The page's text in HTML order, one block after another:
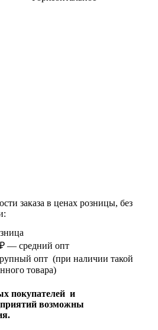
заказа в ценах розницы, без
— средний опт
опт (при наличии такой
товара)
покупателей и
возможны